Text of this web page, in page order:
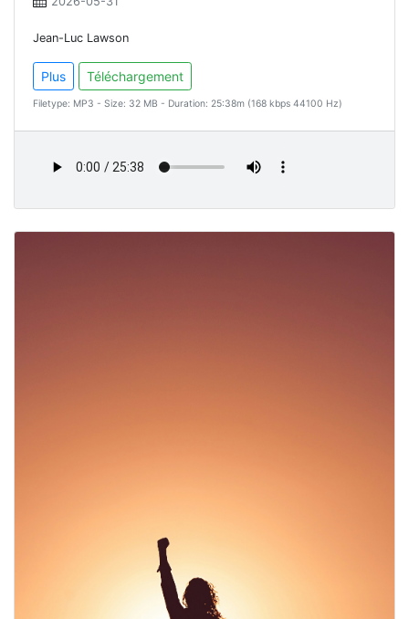
Jean-Luc Lawson
Plus Téléchargement
Filetype: MP3 - Size: 32 MB - Duration: 25:38m (168 kbps 44100 Hz)